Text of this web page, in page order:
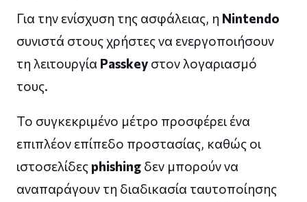
Για την ενίσχυση της ασφάλειας, η Nintendo
συνιστά στους χρήστες να ενεργοποιήσουν
τη λειτουργία Passkey στον λογαριασμό
τους.
Το συγκεκριμένο μέτρο προσφέρει ένα
επιπλέον επίπεδο προστασίας, καθώς οι
ιστοσελίδες phishing δεν μπορούν να
αναπαράγουν τη διαδικασία ταυτοποίησης